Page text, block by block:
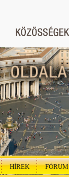
HÍREK FÓRUM